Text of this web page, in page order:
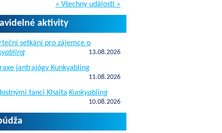
» Všechny události »
aktivity
setkání pro zájemce o
13.08.2026
jantrajógy Kunkyabling
11.08.2026
tanci Khaita Kunkyabling
10.08.2026